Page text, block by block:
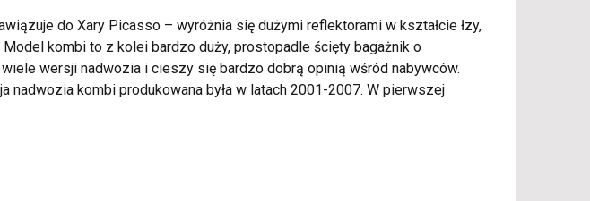
do Xary Picasso – wyróżnia się dużymi reflektorami w kształcie łzy,
kombi to z kolei bardzo duży, prostopadle ścięty bagażnik o
wersji nadwozia i cieszy się bardzo dobrą opinią wśród nabywców.
nadwozia kombi produkowana była w latach 2001-2007. W pierwszej